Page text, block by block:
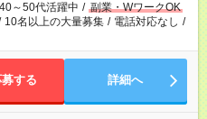
40～50代活躍中 / 副業・WワークOK
10名以上の大量募集 / 電話対応なし /
募する 詳細へ